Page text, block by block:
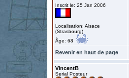
Inscrit le: 25 Jan 2006
Localisation: Alsace
(Strasbourg)
Âge: 68
Revenir en haut de page
VincentB
Serial Posteur